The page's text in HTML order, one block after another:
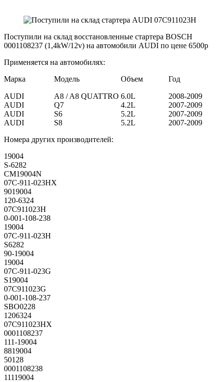
Поступили на склад восстановленные стартера BOSCH
0001108237 (1,4kW/12v) на автомобили AUDI по цене 6500р
Применяется на автомобилях:
Марка
Модель Объем Год
AUDI A8 / A8 QUATTRO 6.0L
2008-2009
AUDI
Q7 4.2L
2007-2009
AUDI
S6 5.2L
2007-2009
AUDI
S8 5.2L
2007-2009
Номера других производителей:
19004
S-6282
CM19004N
07C-911-023HX
9019004
120-6324
07C911023H
0-001-108-238
19004
07C-911-023H
S6282
90-19004
19004
07C-911-023G
S19004
07C911023G
0-001-108-237
SBO0228
1206324
07C911023HX
0001108237
111-19004
8819004
50128
0001108238
11119004